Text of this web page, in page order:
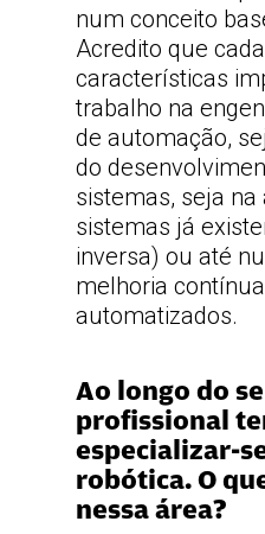
num conceito
Acredito que
características
trabalho na
de automação,
do
sistemas, seja na
sistemas já
inversa) ou até
melhoria
automatizados.
Ao longo do
profissional
especializar-
robótica. O
nessa área?